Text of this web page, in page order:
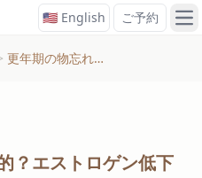
🇺🇸 English ご予約 メ
更年期の物忘れは一時的？エストロゲン低下が引き起こす記憶力の変化と実践的な改善法
？エストロゲン低下